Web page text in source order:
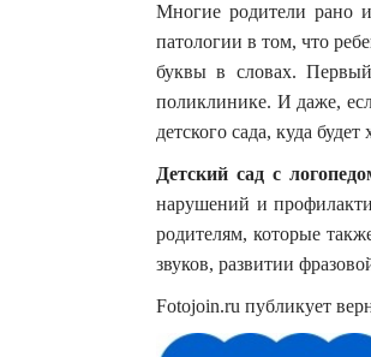
Многие родители рано
патологии в том, что
буквы в словах.
поликлинике. И даже,
детского сада, куда
Детский сад с
нарушений и
родителям, которые
звуков, развитии
Fotojoin.ru публикует